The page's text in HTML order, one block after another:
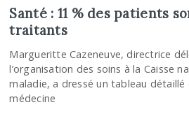
Santé : 11 % des patients
traitants
Margueritte Cazeneuve, directrice
l’organisation des soins à la Caisse
maladie, a dressé un tableau détaillé
médecine